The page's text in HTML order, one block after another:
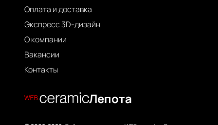
Оплата и доставка
Экспресс 3D-дизайн
О компании
Вакансии
Контакты
Лепота